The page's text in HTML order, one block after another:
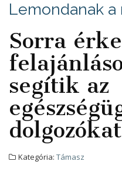
Lemondanak
Sorra
segítik az
dolgozókat
Kategória: Támasz